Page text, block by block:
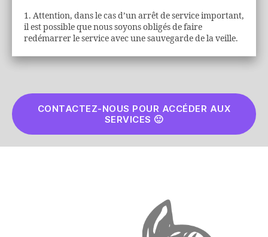
1. Attention, dans le cas d’un arrêt de service important,
il est possible que nous soyons obligés de faire
redémarrer le service avec une sauvegarde de la veille.
CONTACTEZ-NOUS POUR ACCÉDER AUX
SERVICES 🙂